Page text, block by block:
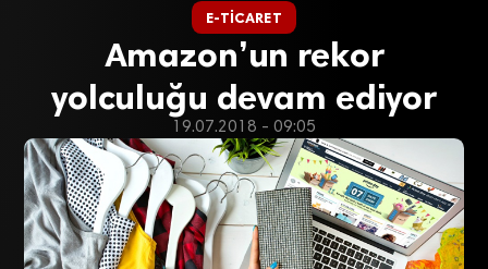
E-TICARET
Amazon’un rekor
yolculuğu devam ediyor
19.07.2018 - 09:05